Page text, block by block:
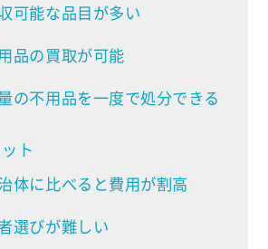
可能な品目が多い
品の買取が可能
の不用品を一度で処分できる
ト
体に比べると費用が割高
選びが難しい